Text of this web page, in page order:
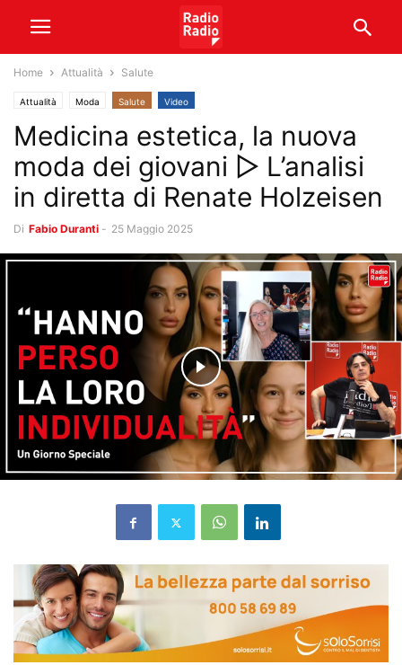
Home Attualità Salute
Attualità Moda Salute Video
Medicina estetica, la nuova
moda dei giovani ▷ L’analisi
in diretta di Renate Holzeisen
Di Fabio Duranti - 25 Maggio 2025